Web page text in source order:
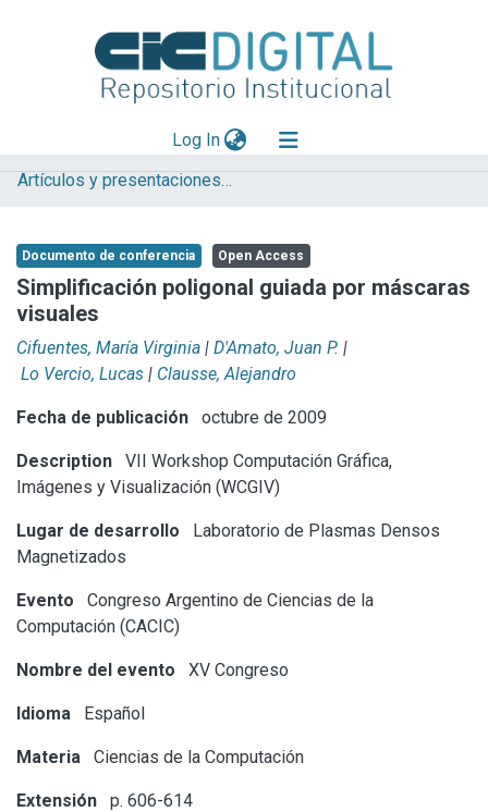
Log In(current)
Explorar
Aportar material
Statistics
Artículos y presentaciones en Congresos
Documento de conferencia Open Access
Simplificación poligonal guiada por máscaras
visuales
Cifuentes, María Virginia | D'Amato, Juan P. |
Lo Vercio, Lucas | Clausse, Alejandro
Fecha de publicación octubre de 2009
Description
VII Workshop Computación Gráfica,
Imágenes y Visualización (WCGIV)
Lugar de desarrollo
Laboratorio de Plasmas Densos
Magnetizados
Evento
Congreso Argentino de Ciencias de la
Computación (CACIC)
Nombre del evento XV Congreso
Idioma Español
Materia Ciencias de la Computación
Extensión p. 606-614